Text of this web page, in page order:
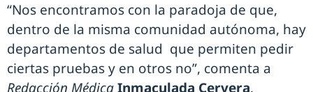
“Nos encontramos con la paradoja de que,
dentro de la misma comunidad autónoma, hay
departamentos de salud que permiten pedir
ciertas pruebas y en otros no”, comenta a
Redacción MédicaInmaculada Cervera,